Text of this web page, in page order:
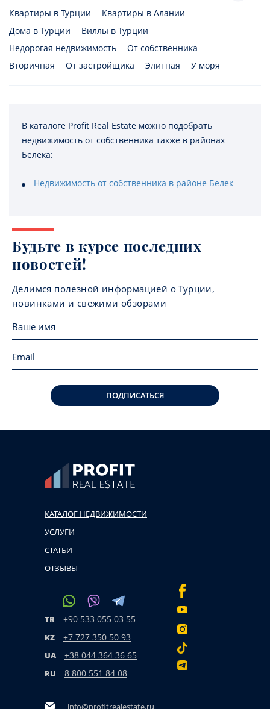
Квартиры в Турции
Квартиры в Алании
Дома в Турции
Виллы в Турции
Недорогая недвижимость
От собственника
Вторичная
От застройщика Элитная У моря
В каталоге Profit Real Estate можно подобрать
недвижимость от собственника также в районах
Белека:
Недвижимость от собственника в районе Белек
Будьте в курсе последних
новостей!
Делимся полезной информацией о Турции,
новинками и свежими обзорами
ПОДПИСАТЬСЯ
КАТАЛОГ НЕДВИЖИМОСТИ
УСЛУГИ
СТАТЬИ
ОТЗЫВЫ
TR +90 533 055 03 55
KZ +7 727 350 50 93
UA +38 044 364 36 65
RU 8 800 551 84 08
info@profitrealestate.ru